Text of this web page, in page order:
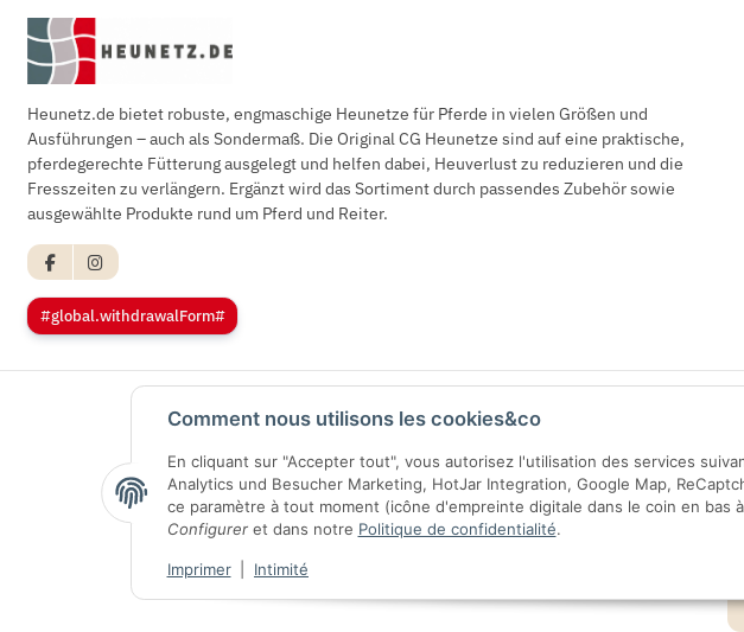
Comment nous utilisons les cookies&co
En cliquant sur "Accepter tout", vous autorisez l'utilisation des services
Analytics und Besucher Marketing, HotJar Integration, Google Map,
ce paramètre à tout moment (icône d'empreinte digitale dans le coin en bas
Configureret dans notre Politique de confidentialité.
Imprimer Intimité
Heunetz.de bietet robuste, engmaschige Heunetze für Pferde in vielen Größen und
Ausführungen – auch als Sondermaß. Die Original CG Heunetze sind auf eine praktische,
pferdegerechte Fütterung ausgelegt und helfen dabei, Heuverlust zu reduzieren und die
Fresszeiten zu verlängern. Ergänzt wird das Sortiment durch passendes Zubehör sowie
ausgewählte Produkte rund um Pferd und Reiter.
#global.withdrawalForm#